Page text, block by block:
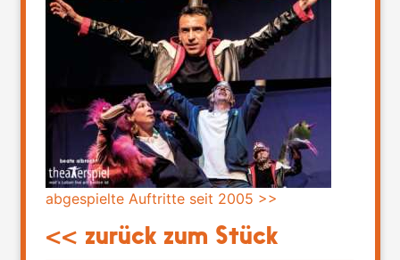
abgespielte Auftritte seit 2005 >>
<< zurück zum Stück